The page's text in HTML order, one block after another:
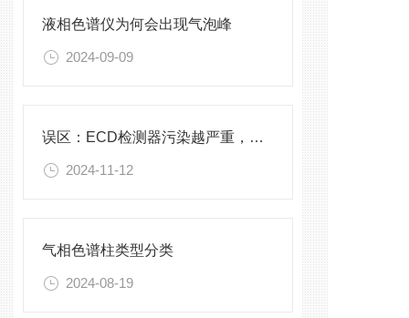
液相色谱仪为何会出现气泡峰
2024-09-09
误区：ECD检测器污染越严重，灵敏度反而越高
2024-11-12
气相色谱柱类型分类
2024-08-19